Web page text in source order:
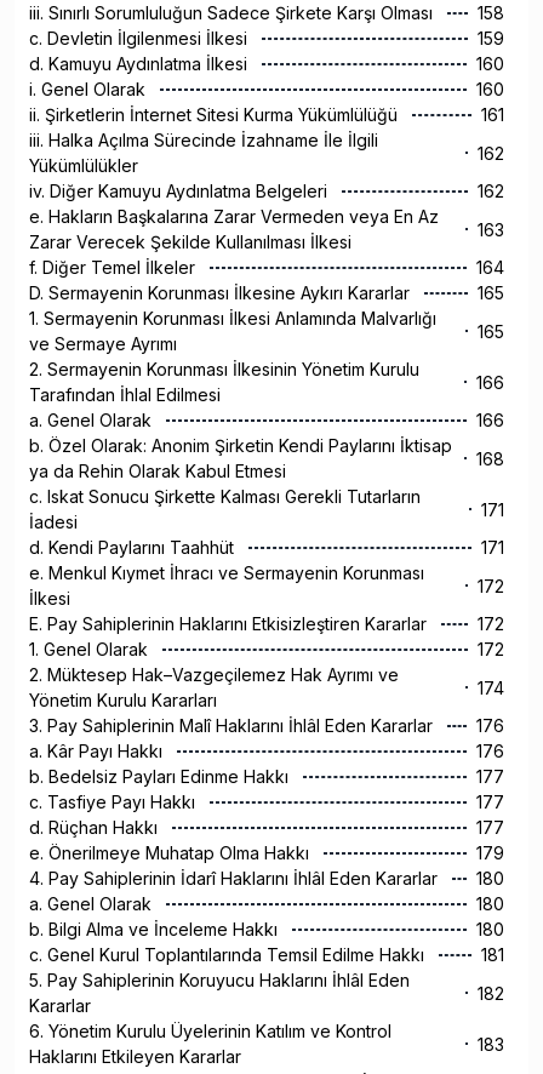
iii. Sınırlı Sorumluluğun Sadece Şirkete Karşı Olması
158
c. Devletin İlgilenmesi İlkesi
159
d. Kamuyu Aydınlatma İlkesi
160
i. Genel Olarak
160
ii. Şirketlerin İnternet Sitesi Kurma Yükümlülüğü
161
iii. Halka Açılma Sürecinde İzahname İle İlgili
Yükümlülükler
162
iv. Diğer Kamuyu Aydınlatma Belgeleri
162
e. Hakların Başkalarına Zarar Vermeden veya En Az
Zarar Verecek Şekilde Kullanılması İlkesi
163
f. Diğer Temel İlkeler
164
D. Sermayenin Korunması İlkesine Aykırı Kararlar
165
1. Sermayenin Korunması İlkesi Anlamında Malvarlığı
ve Sermaye Ayrımı
165
2. Sermayenin Korunması İlkesinin Yönetim Kurulu
Tarafından İhlal Edilmesi
166
a. Genel Olarak
166
b. Özel Olarak: Anonim Şirketin Kendi Paylarını İktisap
ya da Rehin Olarak Kabul Etmesi
168
c. Iskat Sonucu Şirkette Kalması Gerekli Tutarların
İadesi
171
d. Kendi Paylarını Taahhüt
171
e. Menkul Kıymet İhracı ve Sermayenin Korunması
İlkesi
172
E. Pay Sahiplerinin Haklarını Etkisizleştiren Kararlar
172
1. Genel Olarak
172
2. Müktesep Hak–Vazgeçilemez Hak Ayrımı ve
Yönetim Kurulu Kararları
174
3. Pay Sahiplerinin Malî Haklarını İhlâl Eden Kararlar
176
a. Kâr Payı Hakkı
176
b. Bedelsiz Payları Edinme Hakkı
177
c. Tasfiye Payı Hakkı
177
d. Rüçhan Hakkı
177
e. Önerilmeye Muhatap Olma Hakkı
179
4. Pay Sahiplerinin İdarî Haklarını İhlâl Eden Kararlar
180
a. Genel Olarak
180
b. Bilgi Alma ve İnceleme Hakkı
180
c. Genel Kurul Toplantılarında Temsil Edilme Hakkı
181
5. Pay Sahiplerinin Koruyucu Haklarını İhlâl Eden
Kararlar
182
6. Yönetim Kurulu Üyelerinin Katılım ve Kontrol
Haklarını Etkileyen Kararlar
183